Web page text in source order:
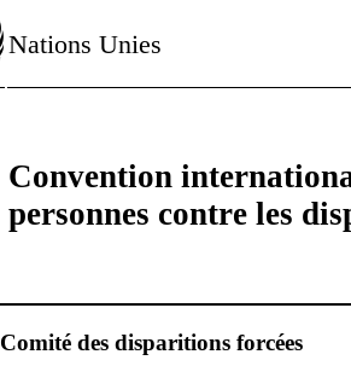
Nations Unies
Convention
personnes contre les
Comité des disparitions forcées